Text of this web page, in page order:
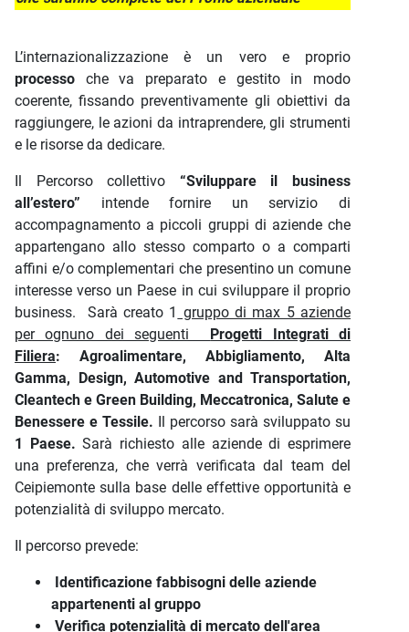
L’internazionalizzazione è un vero e proprio
processo che va preparato e gestito in modo
coerente, fissando preventivamente gli obiettivi da
raggiungere, le azioni da intraprendere, gli strumenti
e le risorse da dedicare.
Il Percorso collettivo “Sviluppare il business
all’estero” intende fornire un servizio di
accompagnamento a piccoli gruppi di aziende che
appartengano allo stesso comparto o a comparti
affini e/o complementari che presentino un comune
interesse verso un Paese in cui sviluppare il proprio
business.
Sarà creato 1 gruppo di max 5 aziende
per ognuno dei seguenti
Progetti Integrati di
Filiera: Agroalimentare, Abbigliamento, Alta
Gamma, Design, Automotive and Transportation,
Cleantech e Green Building, Meccatronica, Salute e
Benessere e Tessile.
Il percorso sarà sviluppato su
1 Paese.Sarà richiesto alle aziende di esprimere
una preferenza, che verrà verificata dal team del
Ceipiemonte sulla base delle effettive opportunità e
potenzialità di sviluppo mercato.
Il percorso prevede:
Identificazione fabbisogni delle aziende
appartenenti al gruppo
Verifica potenzialità di mercato dell'area